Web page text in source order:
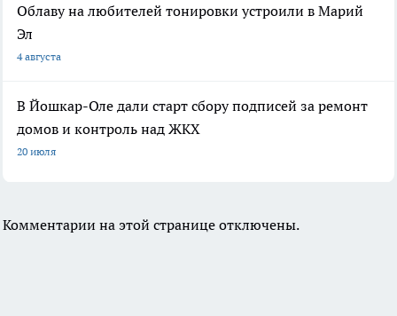
Облаву на любителей тонировки устроили в Марий
Эл
4 августа
В Йошкар-Оле дали старт сбору подписей за ремонт
домов и контроль над ЖКХ
20 июля
Комментарии на этой странице отключены.